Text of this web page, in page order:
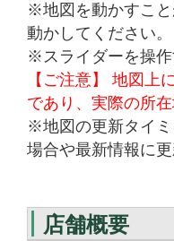
※地図を動かすこ
動かしてください。
※スライダーを操
【ご注意】 地図上
であり、実際の所
※地図の更新タイ
場合や最新情報に
店舗概要